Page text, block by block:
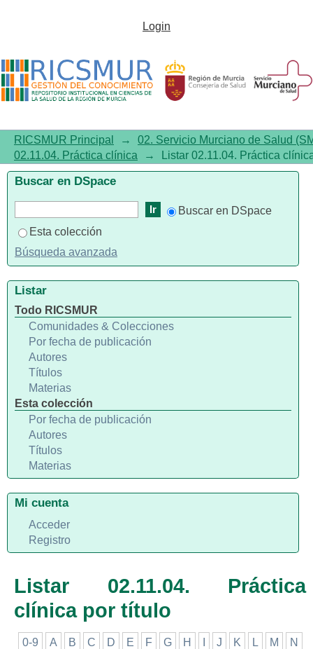
Listar 02.11.04. Práctica clínica
Login
RICSMUR Principal →
02. Servicio Murciano de Salud
02.11.04. Práctica clínica
→ Listar 02.11.04. Práctica
Listar 02.11.04. Práctica
clínica por título
0-9 A B C D E F G H J K L M N
Buscar en DSpace
Buscar en DSpace
Esta colección
Búsqueda avanzada
Listar
Todo RICSMUR
Comunidades & Colecciones
Por fecha de publicación
Autores
Títulos
Materias
Esta colección
Por fecha de publicación
Autores
Títulos
Materias
Mi cuenta
Acceder
Registro